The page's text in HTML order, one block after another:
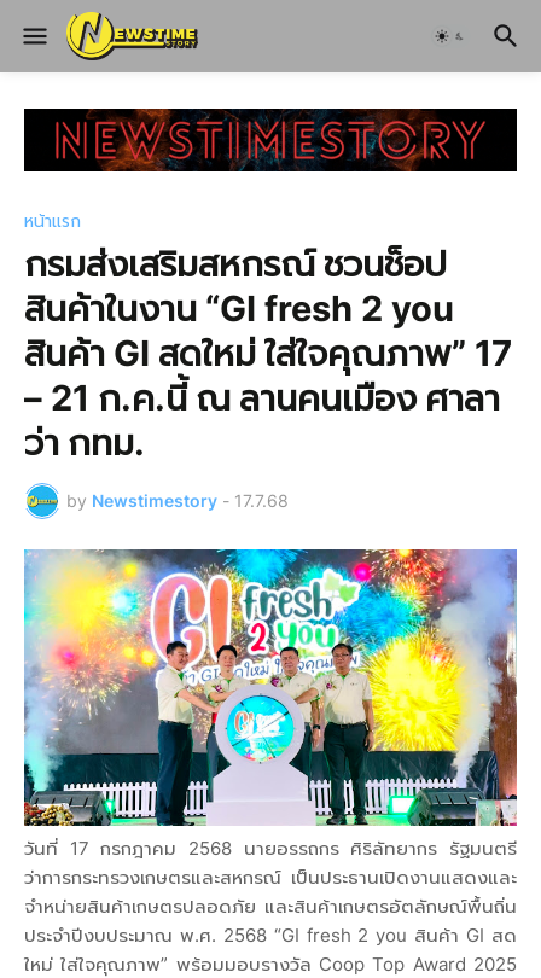
หน้าแรก
กรมส่งเสริมสหกรณ์ ชวนช็อป
สินค้าในงาน “GI fresh 2 you
สินค้า GI สดใหม่ ใส่ใจคุณภาพ” 17
– 21 ก.ค.นี้ ณ ลานคนเมือง ศาลา
ว่า กทม.
by Newstimestory - 17.7.68
วันที่ 17 กรกฎาคม 2568 นายอรรถกร ศิริลัทยากร รัฐมนตรี
ว่าการกระทรวงเกษตรและสหกรณ์ เป็นประธานเปิดงานแสดงและ
จำหน่ายสินค้าเกษตรปลอดภัย และสินค้าเกษตรอัตลักษณ์พื้นถิ่น
ประจำปีงบประมาณ พ.ศ. 2568 “GI fresh 2 you สินค้า GI สด
ใหม่ ใส่ใจคุณภาพ” พร้อมมอบรางวัล Coop Top Award 2025